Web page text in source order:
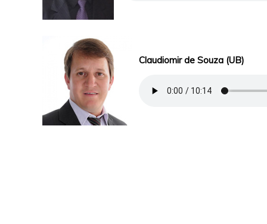
Claudiomir de Souza (UB)